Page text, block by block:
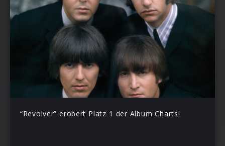
“Revolver” erobert Platz 1 der Album Charts!